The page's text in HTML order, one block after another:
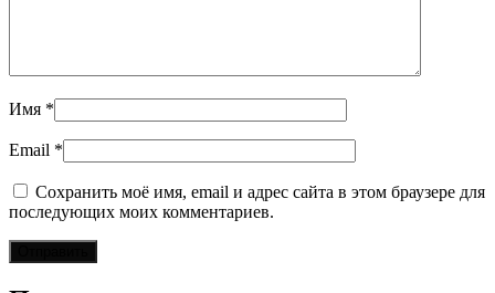
Имя *
Email *
Сохранить моё имя, email и адрес сайта в этом браузере для
последующих моих комментариев.